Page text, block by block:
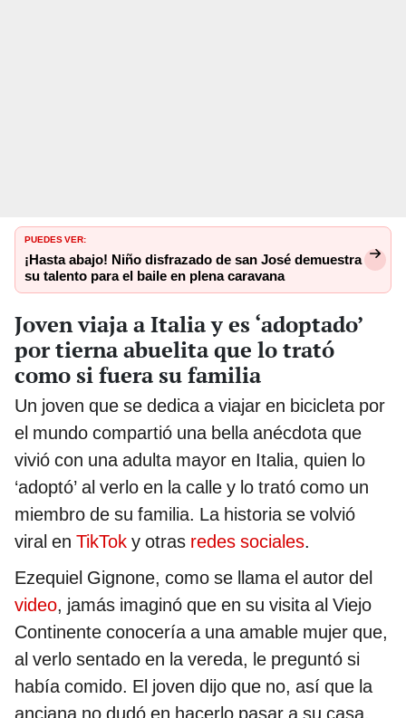
PUEDES VER:
¡Hasta abajo! Niño disfrazado de san José demuestra
su talento para el baile en plena caravana
Joven viaja a Italia y es ‘adoptado’
por tierna abuelita que lo trató
como si fuera su familia
Un joven que se dedica a viajar en bicicleta por
el mundo compartió una bella anécdota que
vivió con una adulta mayor en Italia, quien lo
‘adoptó’ al verlo en la calle y lo trató como un
miembro de su familia. La historia se volvió
viral en TikTok y otras redes sociales.
Ezequiel Gignone, como se llama el autor del
video, jamás imaginó que en su visita al Viejo
Continente conocería a una amable mujer que,
al verlo sentado en la vereda, le preguntó si
había comido. El joven dijo que no, así que la